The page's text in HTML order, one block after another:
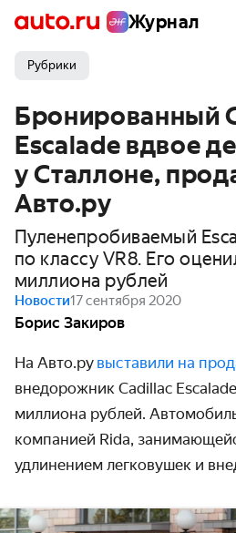
Журнал
Рубрики
Бронированный
Escalade вдвое
у Сталлоне,
Авто.ру
Пуленепробиваемый
по классу VR8. Его
миллиона рублей
Новости17 сентября 2020
Борис Закиров
На Авто.ру выставили на
внедорожник Cadillac
миллиона рублей.
компанией Rida,
удлинением легковушек и